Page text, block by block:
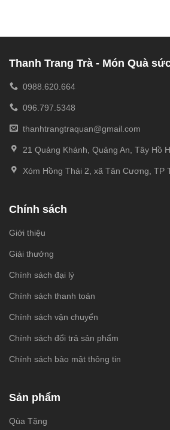
Thanh Trang Trà - Món Quà
0988.620.664
096.797.5348
thanhtrangtraquan@gmail.com
21 Quảng Khánh, Quảng An, Tây Hồ
Xóm Hồng Thái 2, xã Tân Cương, TP
Chính sách
Giới thiệu
Giải thưởng
Chính sách đại lý
Chính sách thanh toán
Chính sách vận chuyển
Chính sách đổi trả sản phẩm
Chính sách bảo mật thông tin
Sản phẩm
Qùa Tặng